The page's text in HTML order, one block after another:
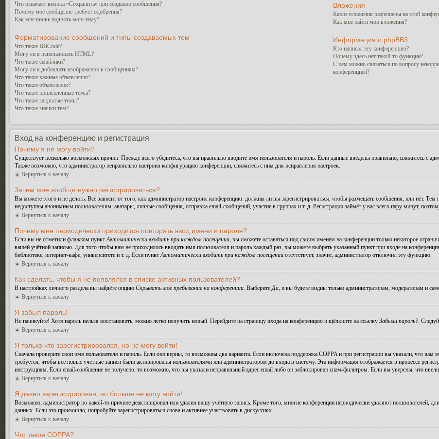
Что означает кнопка «Сохранить» при создании сообщения?
Почему моё сообщение требует одобрения?
Как мне вновь поднять мою тему?
Форматирование сообщений и типы создаваемых тем
Что такое BBCode?
Могу ли я использовать HTML?
Что такое смайлики?
Могу ли я добавлять изображения к сообщениям?
Что такое важные объявления?
Что такое объявления?
Что такое прилепленные темы?
Что такое закрытые темы?
Что такое значки тем?
Вложения
Какие вложения разрешены на этой
Как мне найти мои вложения?
Информация о phpBB3
Кто написал эту конференцию?
Почему здесь нет такой-то функции?
С кем можно связаться по вопросу
конференцией?
Вход на конференцию и регистрация
Почему я не могу войти?
Существует несколько возможных причин. Прежде всего убедитесь, что вы правильно вводите имя пользователя и пароль. Если данные введены правильно, свяжитесь с
Также возможно, что администратор неправильно настроил конфигурацию конференции, свяжитесь с ним для исправления настроек.
Вернуться к началу
Зачем мне вообще нужно регистрироваться?
Вы можете этого и не делать. Всё зависит от того, как администратор настроил конференцию: должны ли вы зарегистрироваться, чтобы размещать сообщения, или нет.
недоступны анонимным пользователям: аватары, личные сообщения, отправка email-сообщений, участие в группах и т. д. Регистрация займёт у вас всего пару минут,
Вернуться к началу
Почему мне периодически приходится повторять ввод имени и пароля?
Если вы не отметили флажком пунктАвтоматически входить при каждом посещении, вы сможете оставаться под своим именем на конференции только некоторое
вашей учётной записью. Для того чтобы вам не приходилось вводить имя пользователя и пароль каждый раз, вы можете выбрать указанный пункт при входе на
библиотеке, интернет-кафе, университете и т. д. Если пунктАвтоматически входить при каждом посещении отсутствует, значит, администратор отключил эту функцию.
Вернуться к началу
Как сделать, чтобы я не появлялся в списке активных пользователей?
В настройках личного раздела вы найдёте опцию Скрывать моё пребывание на конференции. ВыберитеДа, и вы будете видны только администраторам, модераторам и
Вернуться к началу
Я забыл пароль!
Не паникуйте! Хотя пароль нельзя восстановить, можно легко получить новый. Перейдите на страницу входа на конференцию и щёлкните на ссылку Забыли пароль?.
Вернуться к началу
Я только что зарегистрировался, но не могу войти!
Сначала проверьте свои имя пользователя и пароль. Если они верны, то возможны два варианта. Если включена поддержка COPPA и при регистрации вы указали, что
требуется, чтобы все новые учётные записи были активированы пользователями или администратором до входа в систему. Эта информация отображается в процессе
инструкциям. Если email-сообщение не получено, то возможно, что вы указали неправильный адрес email либо он заблокирован спам-фильтром. Если вы уверены, что
Вернуться к началу
Я давно зарегистрирован, но больше не могу войти!
Возможно, администратор по какой-то причине деактивировал или удалил вашу учётную запись. Кроме того, многие конференции периодически удаляют пользователей,
данных. Если это произошло, попробуйте зарегистрироваться снова и активнее участвовать в дискуссиях.
Вернуться к началу
Что такое COPPA?